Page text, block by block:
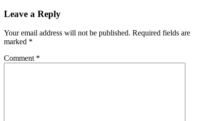
Leave a Reply
Your email address will not be published. Required fields are
marked *
Comment *